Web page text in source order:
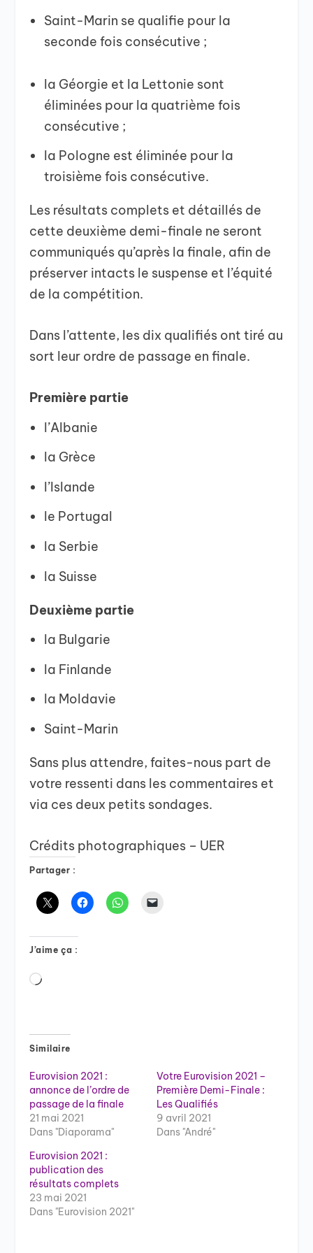
Saint-Marin se qualifie pour la
seconde fois consécutive ;
la Géorgie et la Lettonie sont
éliminées pour la quatrième fois
consécutive ;
la Pologne est éliminée pour la
troisième fois consécutive.
Les résultats complets et détaillés de
cette deuxième demi-finale ne seront
communiqués qu’après la finale, afin de
préserver intacts le suspense et l’équité
de la compétition.
Dans l’attente, les dix qualifiés ont tiré au
sort leur ordre de passage en finale.
Première partie
l’Albanie
la Grèce
l’Islande
le Portugal
la Serbie
la Suisse
Deuxième partie
la Bulgarie
la Finlande
la Moldavie
Saint-Marin
Sans plus attendre, faites-nous part de
votre ressenti dans les commentaires et
via ces deux petits sondages.
Crédits photographiques – UER
Partager :
J’aime ça :
Chargement…
Similaire
Eurovision 2021 :
annonce de l’ordre de
passage de la finale
21 mai 2021
Dans "Diaporama"
Votre Eurovision 2021 –
Première Demi-Finale :
Les Qualifiés
9 avril 2021
Dans "André"
Eurovision 2021 :
publication des
résultats complets
23 mai 2021
Dans "Eurovision 2021"